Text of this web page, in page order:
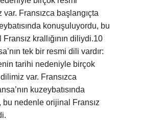
Fransızca başlangıçta
konuşuluyordu, bu
krallığının diliydi.10
tek bir resmi dili vardır:
tarihi nedeniyle birçok
var. Fransızca
kuzeybatısında
bu nedenle orijinal Fransız